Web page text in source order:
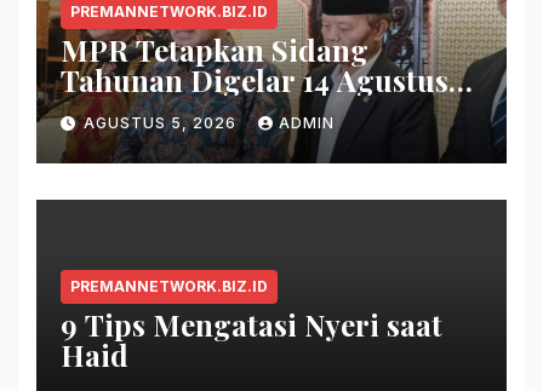
PREMANNETWORK.BIZ.ID
MPR Tetapkan Sidang
Tahunan Digelar 14 Agustus
2026
AGUSTUS 5, 2026 ADMIN
PREMANNETWORK.BIZ.ID
9 Tips Mengatasi Nyeri saat
Haid